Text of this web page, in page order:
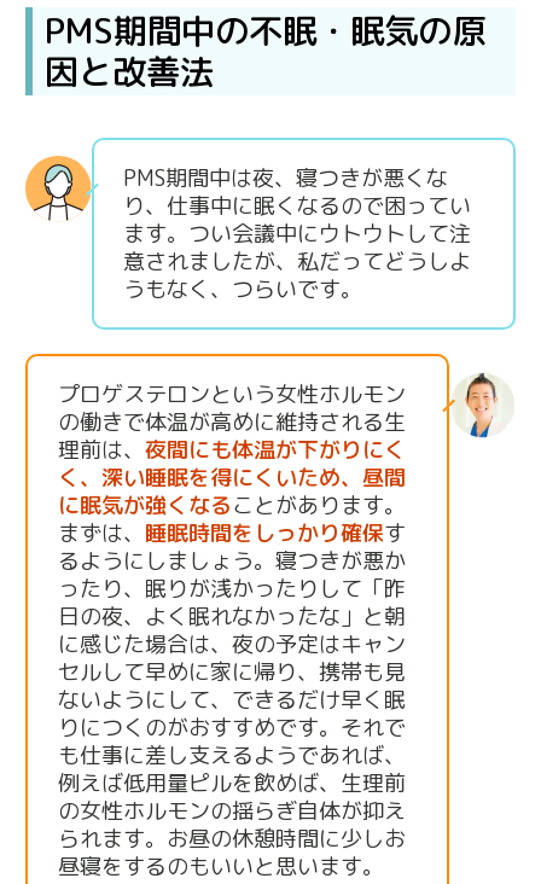
PMS期間中の不眠・眠気の原
因と改善法
PMS期間中は夜、寝つきが悪くな
り、仕事中に眠くなるので困ってい
ます。つい会議中にウトウトして注
意されましたが、私だってどうしよ
うもなく、つらいです。
プロゲステロンという女性ホルモン
の働きで体温が高めに維持される生
理前は、 夜間にも体温が下がりにく
く、深い睡眠を得にくいため、昼間
に眠気が強くなることがあります。
まずは、 睡眠時間をしっかり確保す
るようにしましょう。寝つきが悪か
ったり、眠りが浅かったりして「昨
日の夜、よく眠れなかったな」と朝
に感じた場合は、夜の予定はキャン
セルして早めに家に帰り、携帯も見
ないようにして、できるだけ早く眠
りにつくのがおすすめです。それで
も仕事に差し支えるようであれば、
例えば低用量ピルを飲めば、生理前
の女性ホルモンの揺らぎ自体が抑え
られます。お昼の休憩時間に少しお
昼寝をするのもいいと思います。